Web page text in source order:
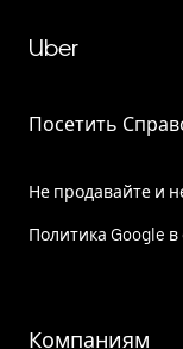
Uber
Посетить
Не продавайте и
Политика Google
Компаниям